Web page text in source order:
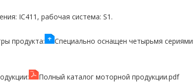
IC411, рабочая система: S1.
продукта:
Специально оснащен четырьмя сериями
Полный каталог моторной продукции.pdf